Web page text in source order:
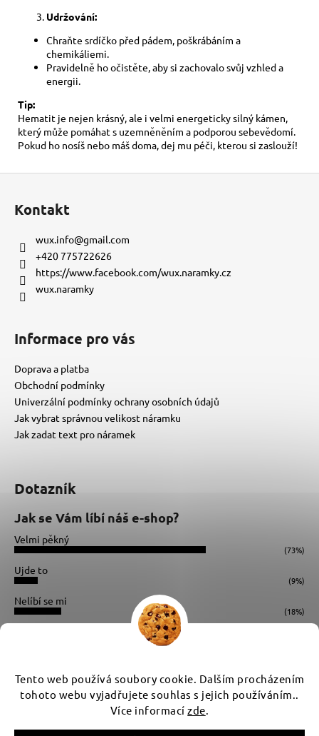
Tento web používá soubory cookie. Dalším procházením
tohoto webu vyjadřujete souhlas s jejich používáním..
Více informacízde.
Udržování:
Chraňte srdíčko před pádem, poškrábáním a
chemikáliemi.
Pravidelně ho očistěte, aby si zachovalo svůj vzhled a
energii.
Tip:
Hematit je nejen krásný, ale i velmi energeticky silný kámen,
který může pomáhat s uzemněněním a podporou sebevědomí.
Pokud ho nosíš nebo máš doma, dej mu péči, kterou si zaslouží!
Kontakt
wux.info@gmail.com
+420 775722626
https://www.facebook.com/wux.naramky.cz
wux.naramky
Informace pro vás
Doprava a platba
Obchodní podmínky
Univerzální podmínky ochrany osobních údajů
Jak vybrat správnou velikost náramku
Jak zadat text pro náramek
Dotazník
Jak se Vám líbí náš e-shop?
Velmi pěkný
(73%)
Ujde to
(9%)
Nelíbí se mi
(18%)
Instagram